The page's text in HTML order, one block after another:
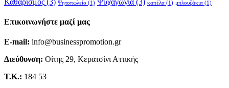
Καθαρισμός (3) Ψητοπωλείο (1) Ψυχαγωγία (3) καπέλα (1) μπλουζάκια (1)
Επικοινωνήστε μαζί μας
E-mail: info@businesspromotion.gr
Διεύθυνση: Οίτης 29, Κερατσίνι Αττικής
Τ.Κ.: 184 53